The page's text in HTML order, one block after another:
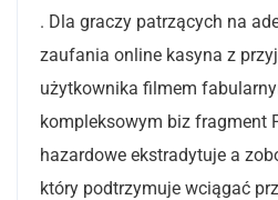
. Dla graczy patrzących na
zaufania online kasyna z
użytkownika filmem
kompleksowym biz fragment
hazardowe ekstradytuje a
który podtrzymuje wciągać